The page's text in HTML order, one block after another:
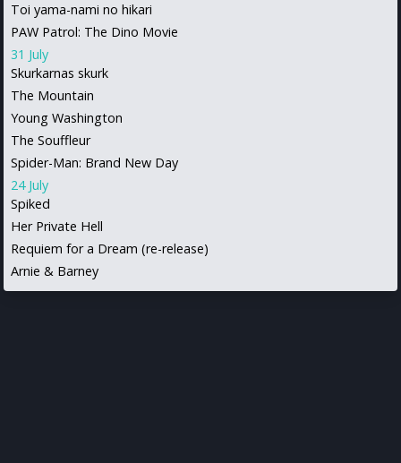
Toi yama-nami no hikari
PAW Patrol: The Dino Movie
31 July
Skurkarnas skurk
The Mountain
Young Washington
The Souffleur
Spider-Man: Brand New Day
24 July
Spiked
Her Private Hell
Requiem for a Dream (re-release)
Arnie & Barney